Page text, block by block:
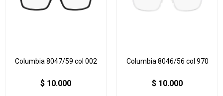
Columbia 8047/59 col 002
$ 10.000
Columbia 8046/56 col 970
$ 10.000